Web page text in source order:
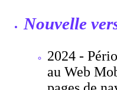
Nouvelle
2024 -
au Web